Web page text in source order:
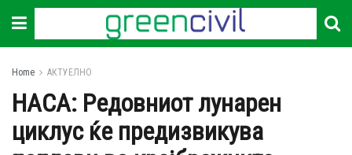
Home АКТУЕЛНО
НАСА: Редовниот лунарен
циклус ќе предизвикува